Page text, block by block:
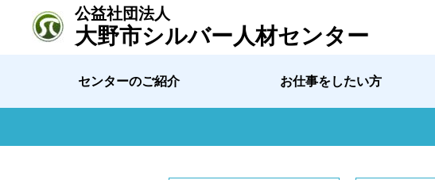
公益社団法人
大野市シルバー人材センター
センターのご紹介 お仕事をしたい方